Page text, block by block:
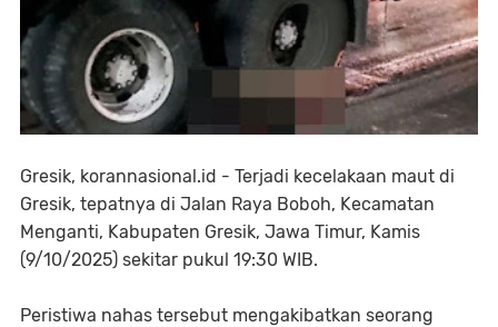
Gresik, korannasional.id - Terjadi kecelakaan maut di
Gresik, tepatnya di Jalan Raya Boboh, Kecamatan
Menganti, Kabupaten Gresik, Jawa Timur, Kamis
(9/10/2025) sekitar pukul 19:30 WIB.
Peristiwa nahas tersebut mengakibatkan seorang